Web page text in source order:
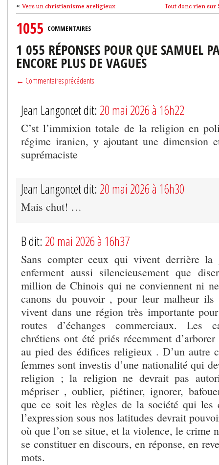
Tout donc rien sur
« Vers un christianisme areligieux
1055 COMMENTAIRES
1 055 RÉPONSES POUR QUE SAMUEL
ENCORE PLUS DE VAGUES
← Commentaires précédents
Jean Langoncet dit: 20 mai 2026 à 16h22
C’st l’immixion totale de la religion en
régime iranien, y ajoutant une dimension
suprémaciste
Jean Langoncet dit: 20 mai 2026 à 16h30
Mais chut! …
B dit: 20 mai 2026 à 16h37
Sans compter ceux qui vivent derrière
enferment aussi silencieusement que
million de Chinois qui ne conviennent ni
canons du pouvoir , pour leur malheur ils
vivent dans une région très importante
routes d’échanges commerciaux. Les
chrétiens ont été priés récemment
au pied des édifices religieux . D’un autre
femmes sont investis d’une nationalité qui
religion ; la religion ne devrait pas
mépriser , oublier, piétiner, ignorer,
que ce soit les règles de la société qui
l’expression sous nos latitudes devrait
où que l’on se situe, et la violence, le crime
se constituer en discours, en réponse, en
mots.